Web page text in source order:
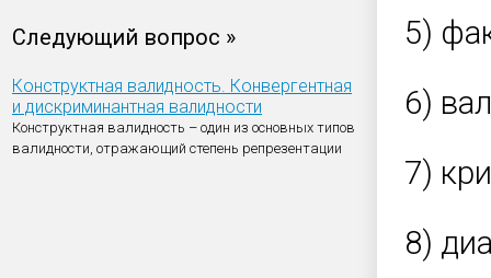
Следующий вопрос »
Конструктная валидность. Конвергентная
и дискриминантная валидности
Конструктная валидность – один из основных типов
валидности, отражающий степень репрезентации
5)
6)
7)
8)